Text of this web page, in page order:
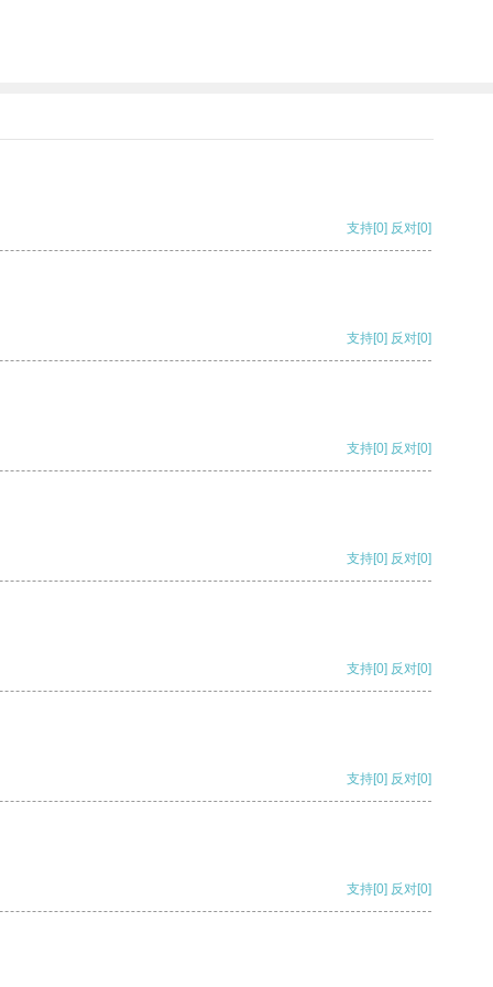
支持[0] 反对[0]
支持[0] 反对[0]
支持[0] 反对[0]
支持[0] 反对[0]
支持[0] 反对[0]
支持[0] 反对[0]
支持[0] 反对[0]